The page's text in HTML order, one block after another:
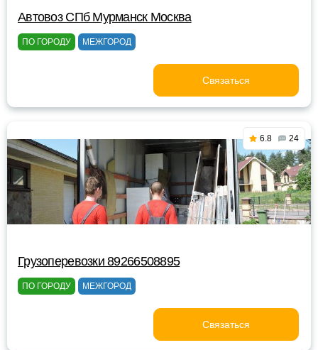
Автовоз СПб Мурманск Москва
ПО ГОРОДУ МЕЖГОРОД
Связаться
6.8 24
Грузоперевозки 89266508895
ПО ГОРОДУ МЕЖГОРОД
Связаться